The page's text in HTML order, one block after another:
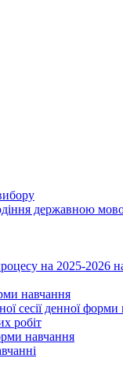
державною
на 2025-2026
навчання
сесії денної
робіт
навчання